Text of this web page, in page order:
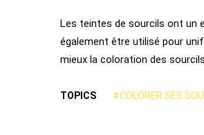
Les teintes de sourcils ont un
également être utilisé pour
mieux la coloration des
TOPICS #COLORER SES